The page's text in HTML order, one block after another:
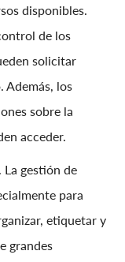
disponibles.
de los
solicitar
Además, los
sobre la
acceder.
gestión de
para
etiquetar y
grandes